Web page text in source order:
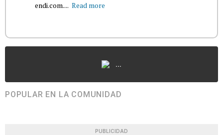
endi.com.... Read more
...
POPULAR EN LA COMUNIDAD
PUBLICIDAD